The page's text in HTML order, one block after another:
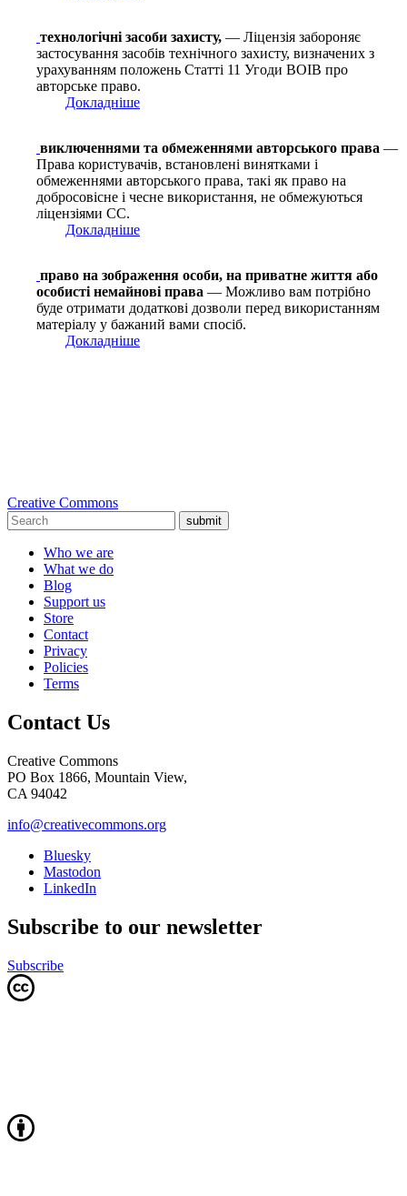
технологічні засоби захисту, — Ліцензія забороняє
застосування засобів технічного захисту, визначених з
урахуванням положень Статті 11 Угоди ВОІВ про
авторське право.
Докладніше
виключеннями та обмеженнями авторського права —
Права користувачів, встановлені винятками і
обмеженнями авторського права, такі як право на
добросовісне і чесне використання, не обмежуються
ліцензіями СС.
Докладніше
право на зображення особи, на приватне життя або
особисті немайнові права — Можливо вам потрібно
буде отримати додаткові дозволи перед використанням
матеріалу у бажаний вами спосіб.
Докладніше
Creative Commons
submit
Who we are
What we do
Blog
Support us
Store
Contact
Privacy
Policies
Terms
Contact Us
Creative Commons
PO Box 1866, Mountain View,
CA 94042
info@creativecommons.org
Bluesky
Mastodon
LinkedIn
Subscribe to our newsletter
Subscribe